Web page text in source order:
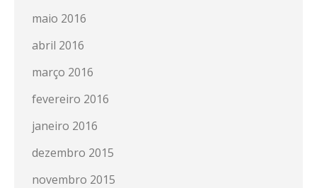
maio 2016
abril 2016
março 2016
fevereiro 2016
janeiro 2016
dezembro 2015
novembro 2015